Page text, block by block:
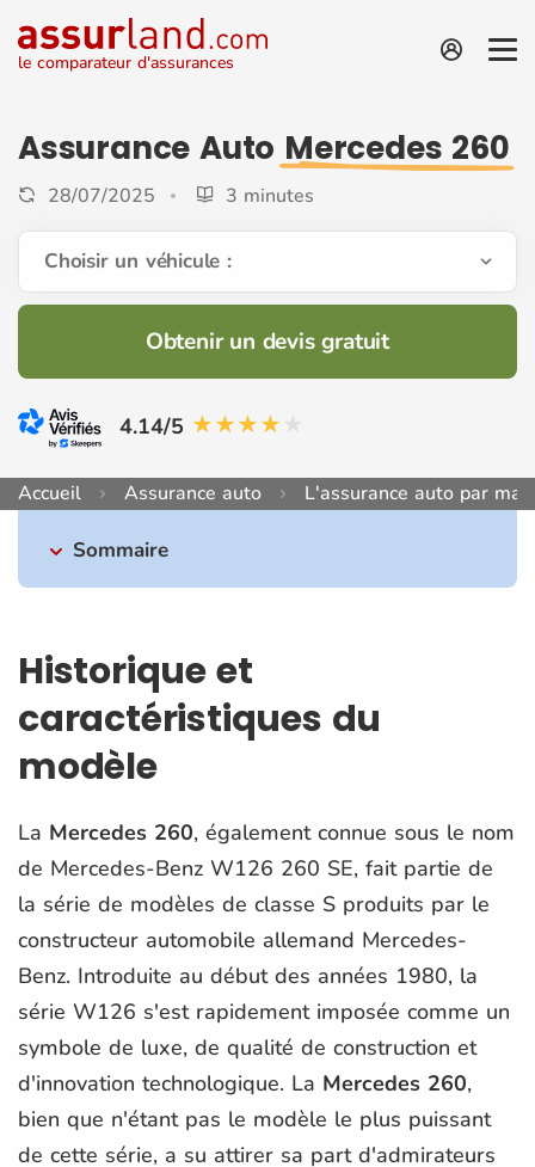
le comparateur d'assurances
Assurance Auto Mercedes 260
28/07/2025 3 minutes
Choisir un véhicule :
Obtenir un devis gratuit
4.14/5
Accueil Assurance auto L'assurance auto par
Sommaire
Historique et
caractéristiques du
modèle
La Mercedes 260, également connue sous le nom
de Mercedes-Benz W126 260 SE, fait partie de
la série de modèles de classe S produits par le
constructeur automobile allemand Mercedes-
Benz. Introduite au début des années 1980, la
série W126 s'est rapidement imposée comme un
symbole de luxe, de qualité de construction et
d'innovation technologique. La Mercedes 260,
bien que n'étant pas le modèle le plus puissant
de cette série, a su attirer sa part d'admirateurs